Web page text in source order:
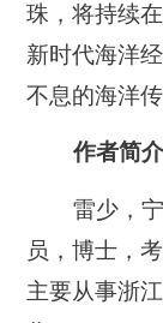
珠，将持续
新时代海洋
不息的海洋传
作者简介
雷少，
员，博士，
主要从事浙